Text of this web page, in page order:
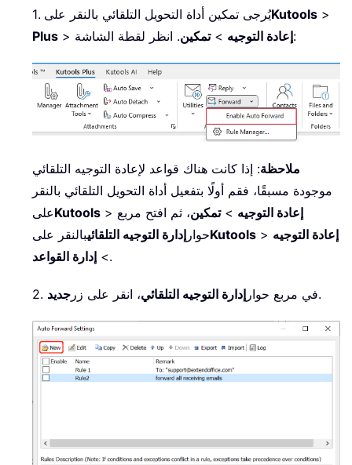
1. يُرجى تمكين أداة التحويل التلقائي بالنقر علىKutools >
Plus > إعادة التوجيه >تمكين . انظر لقطة الشاشة:
ملاحظة: إذا كانت هناك قواعد لإعادة التوجيه التلقائي
موجودة مسبقًا، فقم أولًا بتفعيل أداة التحويل التلقائي بالنقر
علىKutools > إعادة التوجيه >تمكين، ثم افتح مربع
حوار إدارة التوجيه التلقائيبالنقر على Kutools > إعادة التوجيه
> إدارة القواعد .
2. في مربع حوار إدارة التوجيه التلقائي، انقر على زر جديد .